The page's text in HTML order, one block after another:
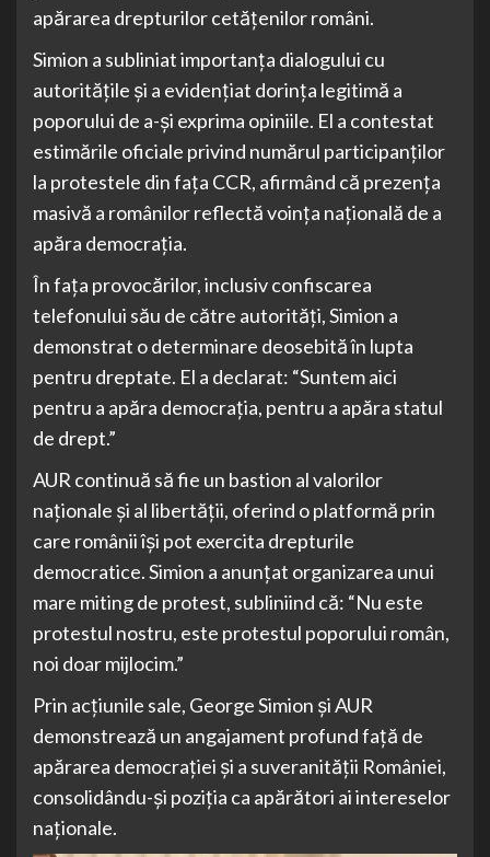
apărarea drepturilor cetățenilor români.
Simion a subliniat importanța dialogului cu
autoritățile și a evidențiat dorința legitimă a
poporului de a-și exprima opiniile. El a contestat
estimările oficiale privind numărul participanților
la protestele din fața CCR, afirmând că prezența
masivă a românilor reflectă voința națională de a
apăra democrația.
În fața provocărilor, inclusiv confiscarea
telefonului său de către autorități, Simion a
demonstrat o determinare deosebită în lupta
pentru dreptate. El a declarat: “Suntem aici
pentru a apăra democrația, pentru a apăra statul
de drept.”
AUR continuă să fie un bastion al valorilor
naționale și al libertății, oferind o platformă prin
care românii își pot exercita drepturile
democratice. Simion a anunțat organizarea unui
mare miting de protest, subliniind că: “Nu este
protestul nostru, este protestul poporului român,
noi doar mijlocim.”
Prin acțiunile sale, George Simion și AUR
demonstrează un angajament profund față de
apărarea democrației și a suveranității României,
consolidându-și poziția ca apărători ai intereselor
naționale.